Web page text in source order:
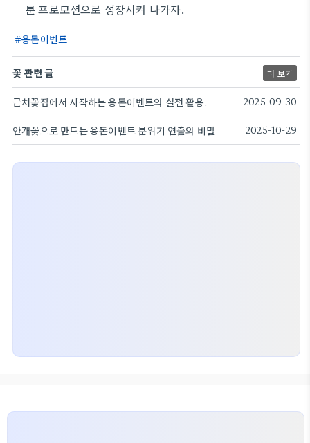
분 프로모션으로 성장시켜 나가자.
용돈이벤트
꽃 관련 글 더 보기
근처꽃집에서 시작하는 용돈이벤트의 실전 활용. 2025-09-30
안개꽃으로 만드는 용돈이벤트 분위기 연출의 비밀 2025-10-29